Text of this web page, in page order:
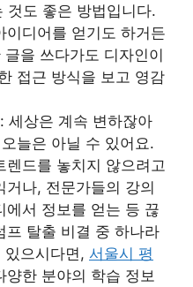
것도 좋은 방법입니다.
이디어를 얻기도 하거든
을 쓰다가도 디자인이
접근 방식을 보고 영감
세상은 계속 변하잖아
오늘은 아닐 수 있어요.
드를 놓치지 않으려고
거나, 전문가들의 강의
에서 정보를 얻는 등 끊
프 탈출 비결 중 하나라
있으시다면, 서울시 평
양한 분야의 학습 정보